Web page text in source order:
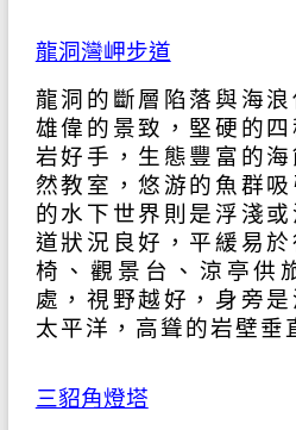
龍洞灣岬步道
龍洞的斷層陷落與海
雄偉的景致，堅硬的
岩好手，生態豐富的
然教室，悠游的魚群
的水下世界則是浮淺
道狀況良好，平緩易
椅、觀景台、涼亭供
處，視野越好，身旁
太平洋，高聳的岩壁垂
三貂角燈塔